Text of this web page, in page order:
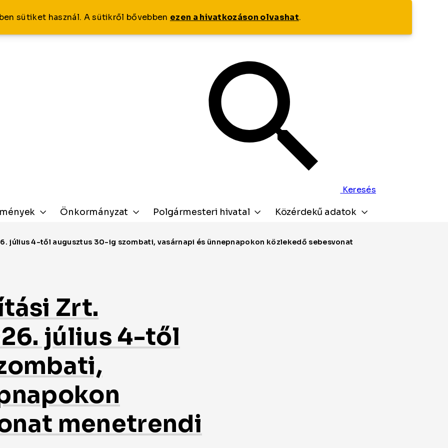
sütiket használ. A sütikről bővebben ezen a hivatkozáson olvashat.
Keresés
Önkormányzat Polgármesteri hivatal Közérdekű adatok
Zrt.
július 4-től
menetrendi